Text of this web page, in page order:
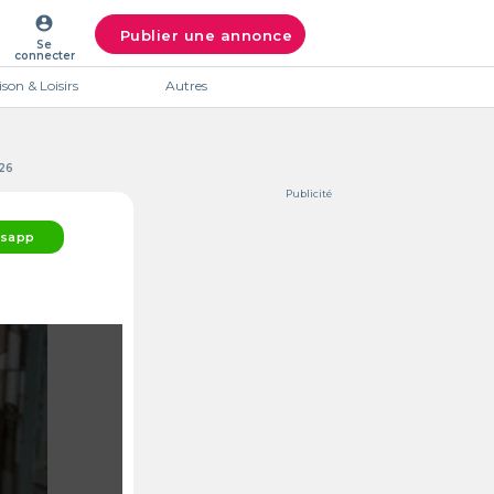
account_circle
Se
connecter
Publier une annonce
& Loisirs Autres
Publicité